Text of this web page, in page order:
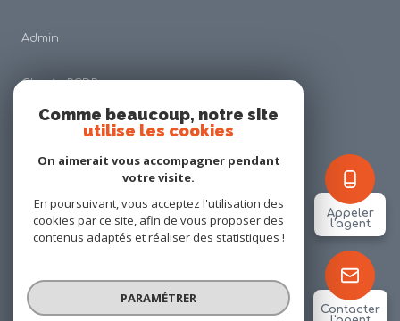
Appeler
l'agent
Contacter
Admin
Charte RGDP
Nos honoraires
Cookies
© 2026 | Tous droits réservés
Comme beaucoup, notre site
utilise les cookies
On aimerait vous accompagner pendant
votre visite.
En poursuivant, vous acceptez l'utilisation des
cookies par ce site, afin de vous proposer des
contenus adaptés et réaliser des statistiques !
PARAMÉTRER